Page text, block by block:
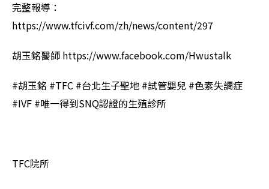
完整報導：
https://www.tfcivf.com/zh/news/content/297
胡玉銘醫師 https://www.facebook.com/Hwustalk
#胡玉銘 #TFC #台北生子聖地 #試管嬰兒 #色素失調症
#IVF #唯一得到SNQ認證的生殖診所
TFC院所